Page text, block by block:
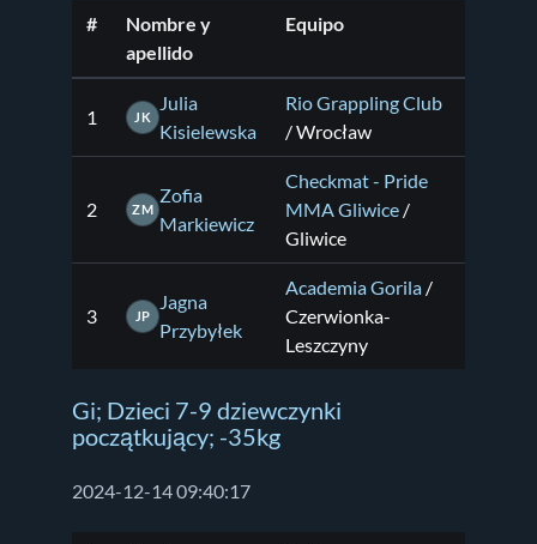
#
Nombre y
apellido
Equipo
1 JK
Julia
Kisielewska
Rio Grappling Club
/ Wrocław
2 ZM
Zofia
Markiewicz
Checkmat - Pride
MMA Gliwice /
Gliwice
3 JP
Jagna
Przybyłek
Academia Gorila /
Czerwionka-
Leszczyny
Gi; Dzieci 7-9 dziewczynki
początkujący; -35kg
2024-12-14 09:40:17